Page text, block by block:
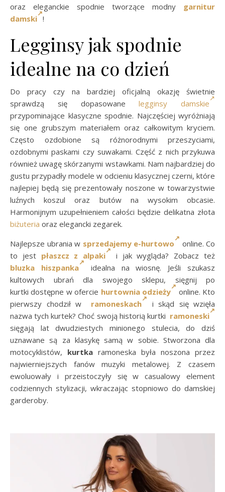
oraz eleganckie spodnie tworzące modny garnitur
damski !
Legginsy jak spodnie
idealne na co dzień
Do pracy czy na bardziej oficjalną okazję świetnie
sprawdzą się dopasowanelegginsy damskie
przypominające klasyczne spodnie. Najczęściej wyróżniają
się one grubszym materiałem oraz całkowitym kryciem.
Często ozdobione są różnorodnymi przeszyciami,
ozdobnymi paskami czy suwakami. Część z nich przykuwa
również uwagę skórzanymi wstawkami. Nam najbardziej do
gustu przypadły modele w odcieniu klasycznej czerni, które
najlepiej będą się prezentowały noszone w towarzystwie
luźnych koszul oraz butów na wysokim obcasie.
Harmonijnym uzupełnieniem całości będzie delikatna złota
biżuteria oraz elegancki zegarek.
Najlepsze ubrania w sprzedajemy e-hurtowo
online. Co
to jest płaszcz z alpaki
i jak wygląda? Zobacz też
bluzka hiszpanka
idealna na wiosnę. Jeśli szukasz
kultowych ubrań dla swojego sklepu, sięgnij po
kurtki dostępne w ofercie hurtownia odzieży
online. Kto
pierwszy chodził w ramoneskach
i skąd się wzięła
nazwa tych kurtek? Choć swoją historią kurtki ramoneski
sięgają lat dwudziestych minionego stulecia, do dziś
uznawane są za klasykę samą w sobie. Stworzona dla
motocyklistów, kurtka ramoneska była noszona przez
najwierniejszych fanów muzyki metalowej. Z czasem
ewoluowały i przeistoczyły się w casualowy element
codziennych stylizacji, wkraczając stopniowo do damskiej
garderoby.